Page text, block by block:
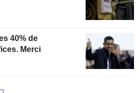
40% de
Merci